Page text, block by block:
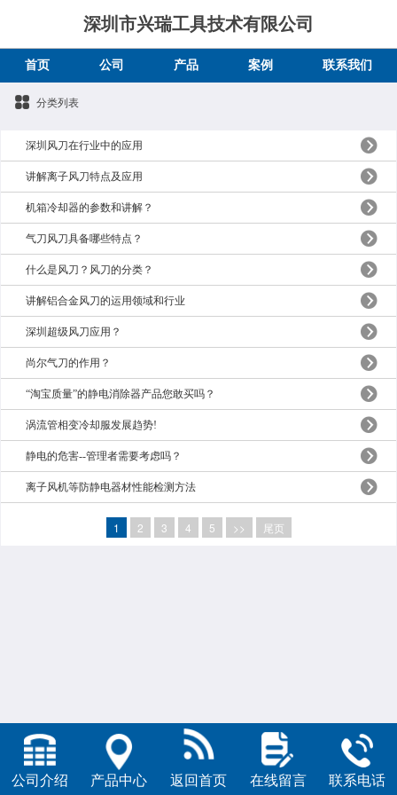
深圳市兴瑞工具技术有限公司
首页 公司 产品 案例 联系我们
分类列表
深圳风刀在行业中的应用
讲解离子风刀特点及应用
机箱冷却器的参数和讲解？
气刀风刀具备哪些特点？
​什么是风刀？风刀的分类？
讲解铝合金风刀的运用领域和行业
深圳超级风刀应用？
尚尔气刀的作用？
“淘宝质量”的静电消除器产品您敢买吗？
涡流管相变冷却服发展趋势!
静电的危害--管理者需要考虑吗？
离子风机等防静电器材性能检测方法
1 2 3 4 5 >> 尾页
公司介绍 产品中心 返回首页 在线留言 联系电话